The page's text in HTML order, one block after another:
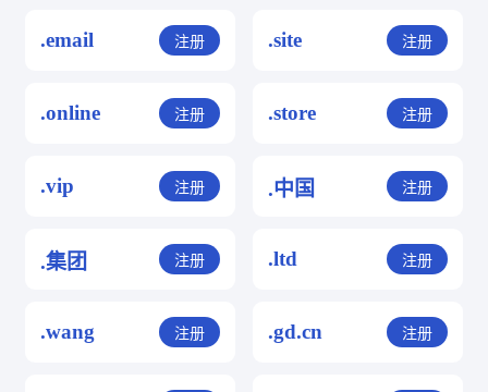
.email 注册 .site 注册
.online 注册 .store 注册
.vip 注册 .中国 注册
.集团 注册 .ltd 注册
.wang 注册 .gd.cn 注册